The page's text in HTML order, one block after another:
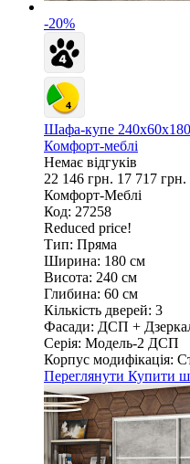
-20%
Шафа-купе
Комфорт-меблі
Немає відгуків
22 146 грн. 17 717 грн.
Комфорт-Меблі
Код: 27258
Reduced price!
Тип: Пряма
Ширина: 180 см
Висота: 240 см
Глибина: 60 см
Кількість дверей: 3
Фасади: ДСП +
Серія: Модель-2 ДСП
Корпус модифікація:
Переглянути Купити